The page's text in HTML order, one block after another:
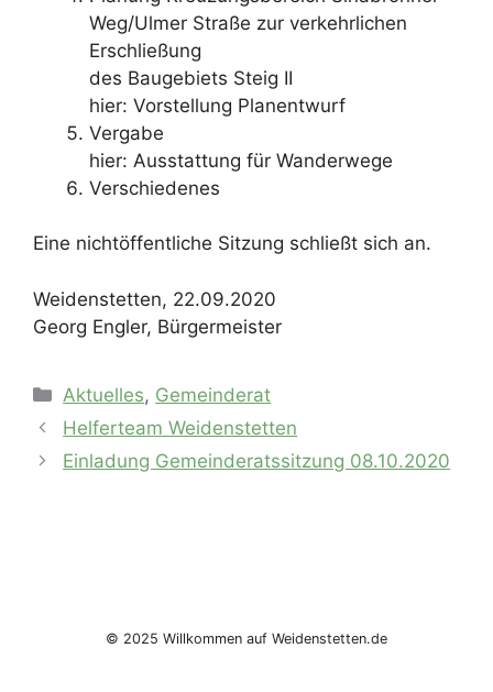
Weg/Ulmer Straße zur verkehrlichen
Erschließung
des Baugebiets Steig II
hier: Vorstellung Planentwurf
Vergabe
hier: Ausstattung für Wanderwege
Verschiedenes
Eine nichtöffentliche Sitzung schließt sich an.
Weidenstetten, 22.09.2020
Georg Engler, Bürgermeister
Kategorien
Aktuelles, Gemeinderat
Helferteam Weidenstetten
Einladung Gemeinderatssitzung 08.10.2020
© 2025 Willkommen auf Weidenstetten.de